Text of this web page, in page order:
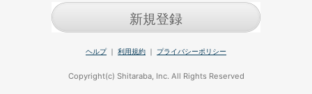
新規登録
ヘルプ｜ 利用規約 ｜ プライバシーポリシー
Copyright(c) Shitaraba, Inc. All Rights Reserved